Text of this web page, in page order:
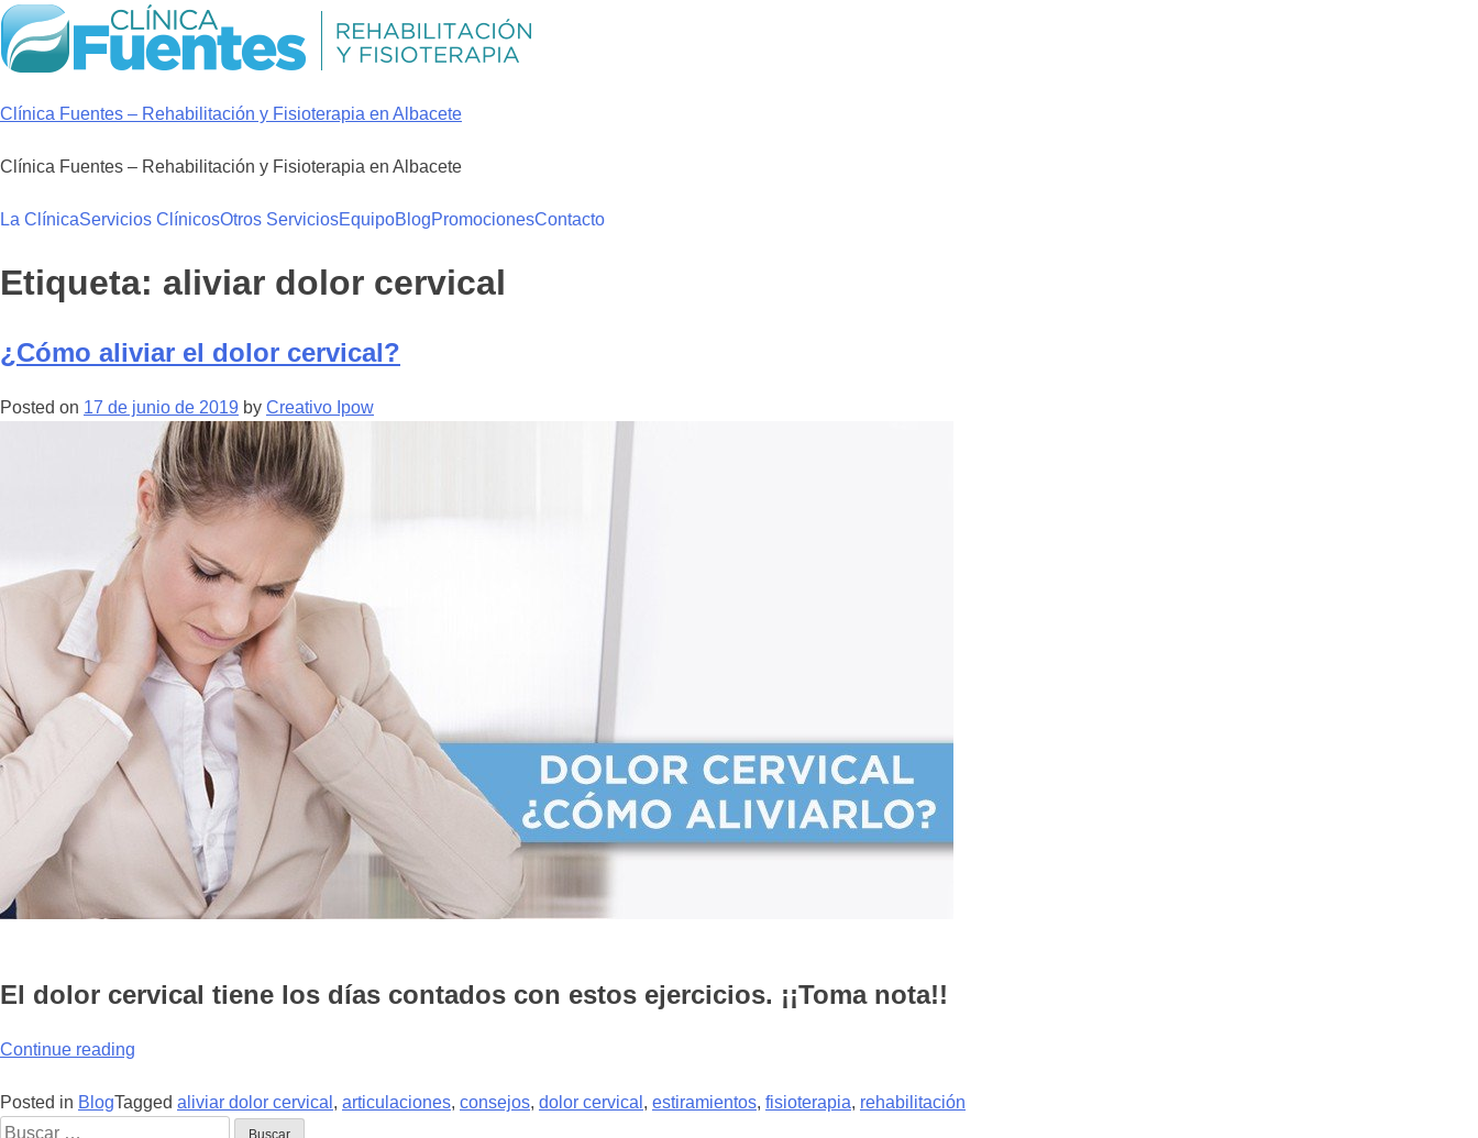
Skip
to
content
Clínica Fuentes – Rehabilitación y Fisioterapia en Albacete
Clínica Fuentes – Rehabilitación y Fisioterapia en Albacete
La ClínicaServicios ClínicosOtros ServiciosEquipoBlogPromocionesContacto
Etiqueta: aliviar dolor cervical
¿Cómo aliviar el dolor cervical?
Posted on 17 de junio de 2019 by Creativo Ipow
El dolor cervical tiene los días contados con estos ejercicios. ¡¡Toma nota!!
Continue reading
el
Posted in BlogTagged aliviar dolor cervical , articulaciones, consejos, dolor cervical , estiramientos, fisioterapia, rehabilitación
Buscar: